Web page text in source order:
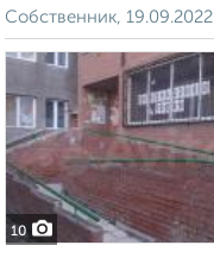
Собственник, 19.09.2022
10